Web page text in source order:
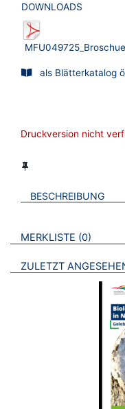
DOWNLOADS
als Blätterkatalog
Druckversion nicht
BESCHREIBUNG
VERWEISE AUF
MERKLISTE 0
ZULETZT